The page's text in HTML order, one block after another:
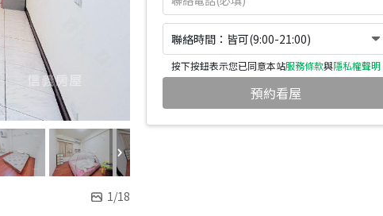
1/18
聯絡時間：皆可(9:00-21:00)
按下按鈕表示您已同意本站服務條款與隱私權聲明
預約看屋